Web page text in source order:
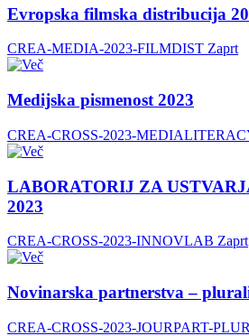
Evropska filmska distribucija
CREA-MEDIA-2023-FILMDIST Zaprt
Medijska pismenost 2023
CREA-CROSS-2023-
LABORATORIJ ZA
2023
CREA-CROSS-2023-INNOVLAB Zaprt
Novinarska partnerstva –
CREA-CROSS-2023-JOURPART-